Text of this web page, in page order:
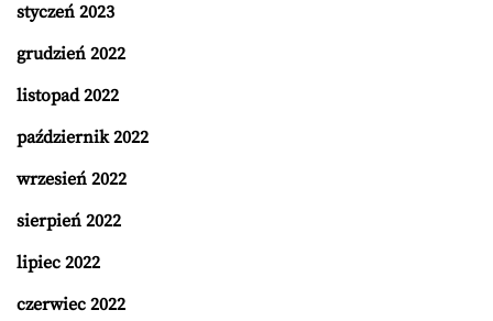
styczeń 2023
grudzień 2022
listopad 2022
październik 2022
wrzesień 2022
sierpień 2022
lipiec 2022
czerwiec 2022